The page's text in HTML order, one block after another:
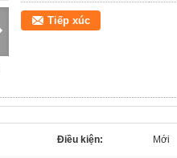
Tiếp xúc
Điều kiện: Mới